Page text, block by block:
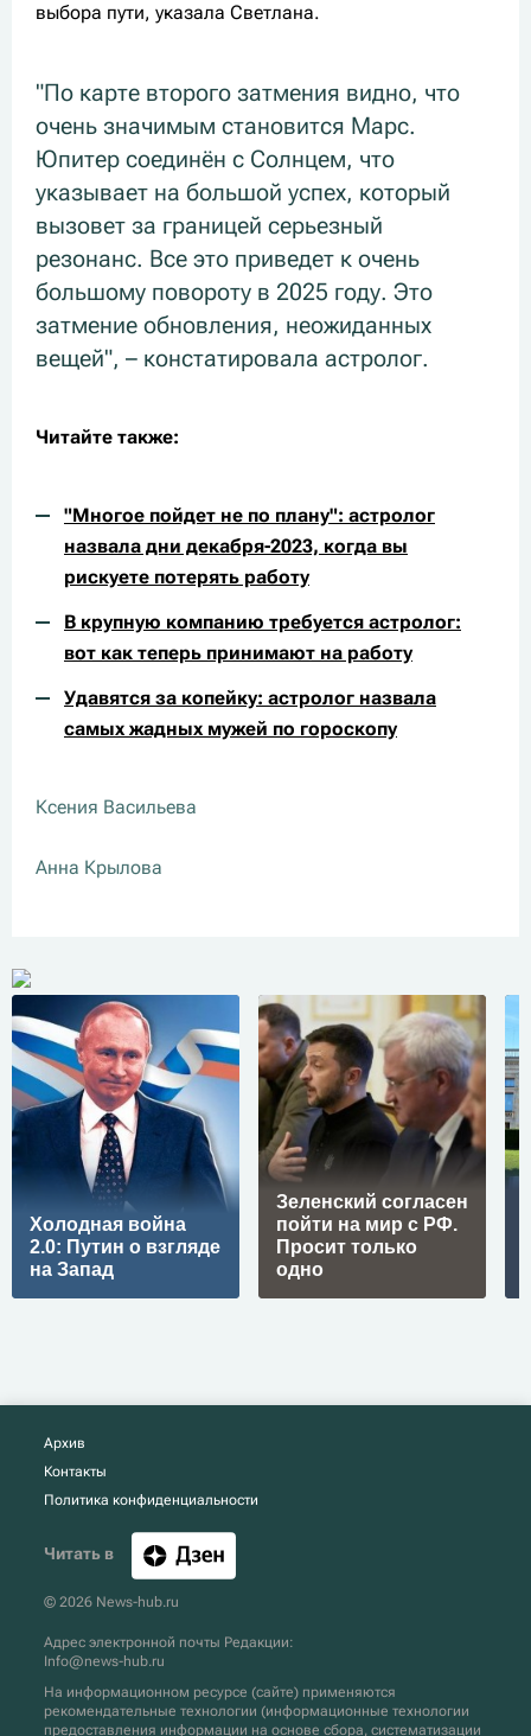
выбора пути, указала Светлана.
"По карте второго затмения видно, что
очень значимым становится Марс.
Юпитер соединён с Солнцем, что
указывает на большой успех, который
вызовет за границей серьезный
резонанс. Все это приведет к очень
большому повороту в 2025 году. Это
затмение обновления, неожиданных
вещей", – констатировала астролог.
Читайте также:
"Многое пойдет не по плану": астролог
назвала дни декабря-2023, когда вы
рискуете потерять работу
В крупную компанию требуется астролог:
вот как теперь принимают на работу
Удавятся за копейку: астролог назвала
самых жадных мужей по гороскопу
Ксения Васильева
Анна Крылова
Холодная война
2.0: Путин о взгляде
на Запад
Зеленский согласен
пойти на мир с РФ.
Просит только
одно
Читать в
© 2026 News-hub.ru
Архив
Контакты
Политика конфиденциальности
Адрес электронной почты Редакции:
Info@news-hub.ru
На информационном ресурсе (сайте) применяются
рекомендательные технологии (информационные технологии
предоставления информации на основе сбора, систематизации